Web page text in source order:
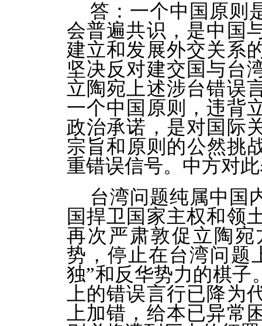
答：一个中国原则
会普遍共识，是中国
建立和发展外交关系
坚决反对建交国与台
立陶宛上述涉台错误
一个中国原则，违背
政治承诺，是对国际
宗旨和原则的公然挑
重错误信号。中方对
台湾问题纯属中国
国捍卫国家主权和领
再次严肃敦促立陶
势，停止在台湾问题
独”和反华势力的棋子
上的错误言行已降为
上加错，给本已异常